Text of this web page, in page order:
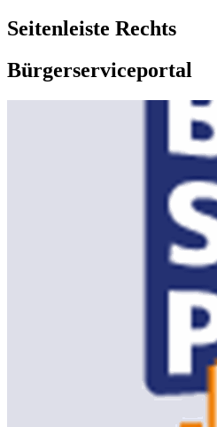
Seitenleiste Rechts
Bürgerserviceportal